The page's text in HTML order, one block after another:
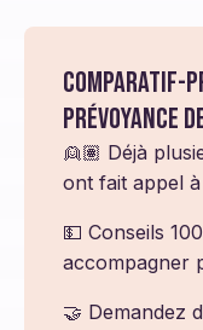
Comparatif-
prévoyance
👱🏽 Déjà
ont fait appel
💵 Conseils
accompagner
🤝 Demandez